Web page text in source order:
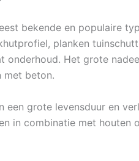
bekende en populaire
planken
onderhoud. Het grote
met beton.
grote levensduur en
in combinatie met